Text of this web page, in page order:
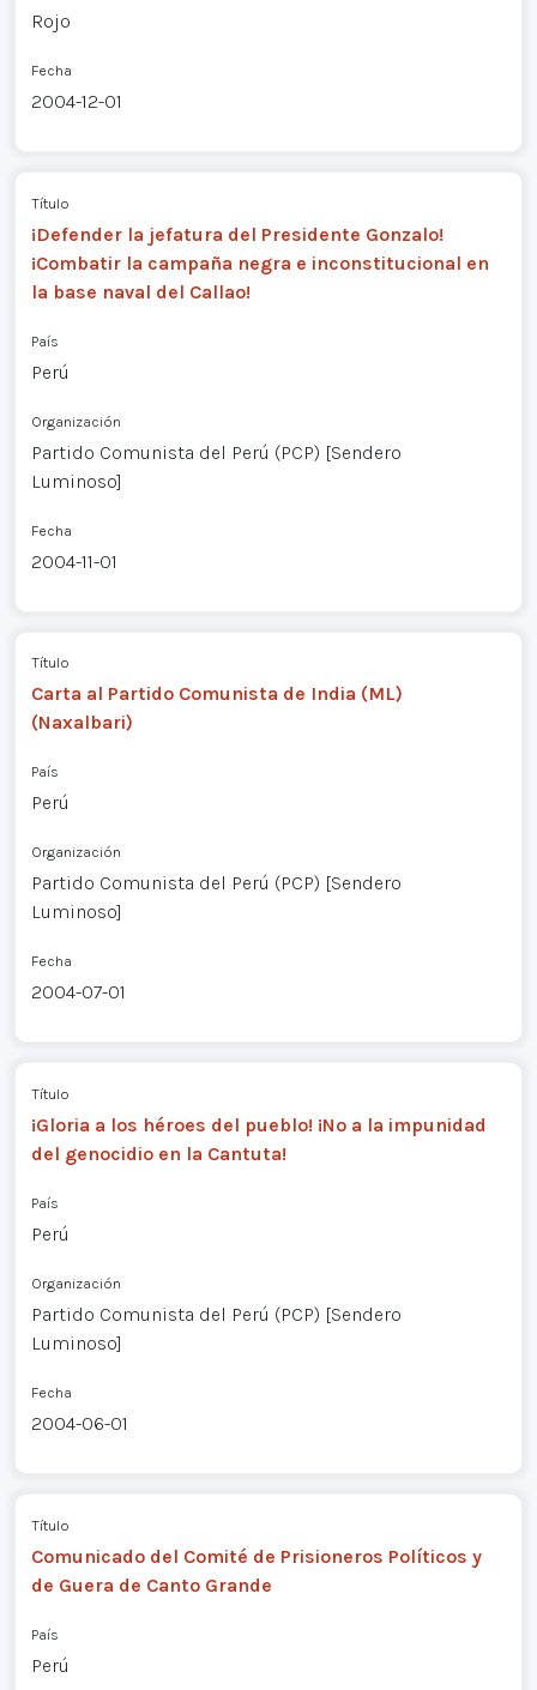
Rojo
Fecha
2004-12-01
Título
¡Defender la jefatura del Presidente Gonzalo!
¡Combatir la campaña negra e inconstitucional en
la base naval del Callao!
País
Perú
Organización
Partido Comunista del Perú (PCP) [Sendero
Luminoso]
Fecha
2004-11-01
Título
Carta al Partido Comunista de India (ML)
(Naxalbari)
País
Perú
Organización
Partido Comunista del Perú (PCP) [Sendero
Luminoso]
Fecha
2004-07-01
Título
¡Gloria a los héroes del pueblo! ¡No a la impunidad
del genocidio en la Cantuta!
País
Perú
Organización
Partido Comunista del Perú (PCP) [Sendero
Luminoso]
Fecha
2004-06-01
Título
Comunicado del Comité de Prisioneros Políticos y
de Guera de Canto Grande
País
Perú